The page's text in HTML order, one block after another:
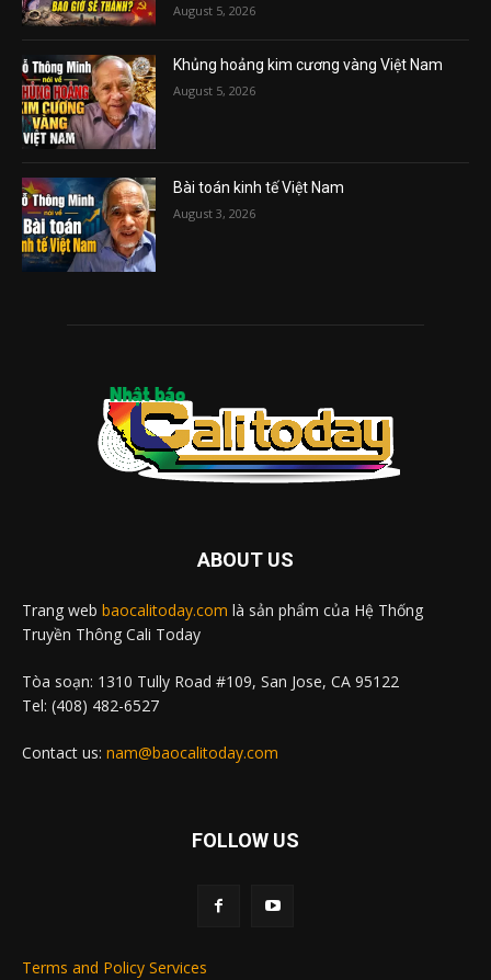
August 5, 2026
Khủng hoảng kim cương vàng Việt Nam
August 5, 2026
Bài toán kinh tế Việt Nam
August 3, 2026
ABOUT US
Trang web baocalitoday.com là sản phẩm của Hệ Thống
Truyền Thông Cali Today
Tòa soạn: 1310 Tully Road #109, San Jose, CA 95122
Tel: (408) 482-6527
Contact us: nam@baocalitoday.com
FOLLOW US
Terms and Policy Services